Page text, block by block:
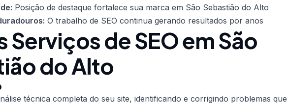
Posição de destaque fortalece sua marca em São Sebastião do Alto
O trabalho de SEO continua gerando resultados por anos
Serviços de SEO em São
do Alto
técnica completa do seu site, identificando e corrigindo problemas que